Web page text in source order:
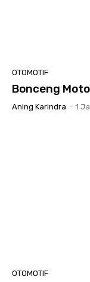
OTOMOTIF
Bonceng
Aning Karindra - 1
OTOMOTIF